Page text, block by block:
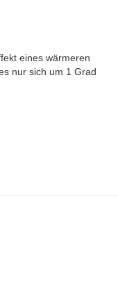
eines wärmeren
nur sich um 1 Grad